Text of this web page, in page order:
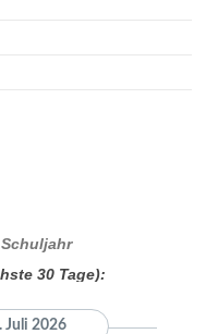
30 Tage):